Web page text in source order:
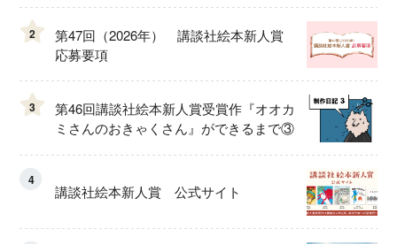
2
第47回（2026年） 講談社絵本新人賞
応募要項
3
第46回講談社絵本新人賞受賞作『オオカ
ミさんのおきゃくさん』ができるまで③
4
講談社絵本新人賞 公式サイト